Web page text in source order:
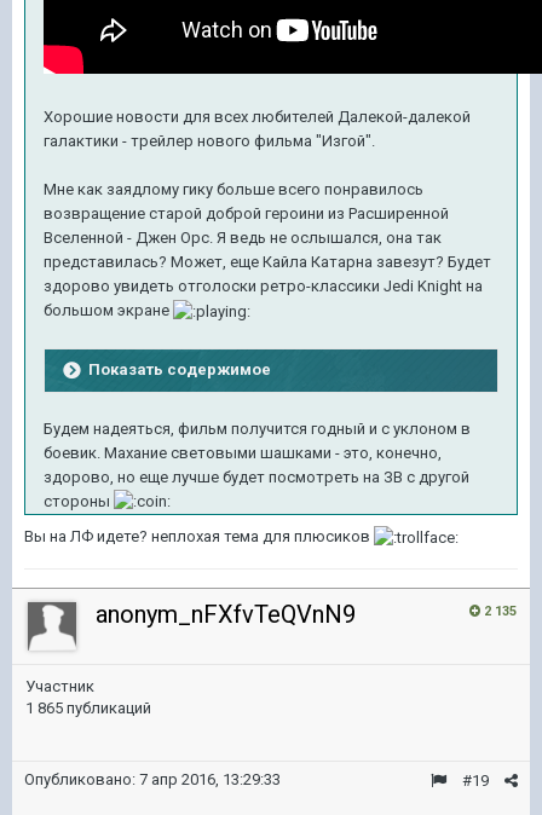
Хорошие новости для всех любителей Далекой-далекой
галактики - трейлер нового фильма "Изгой".
Мне как заядлому гику больше всего понравилось
возвращение старой доброй героини из Расширенной
Вселенной - Джен Орс. Я ведь не ослышался, она так
представилась? Может, еще Кайла Катарна завезут? Будет
здорово увидеть отголоски ретро-классики Jedi Knight на
большом экране
Показать содержимое
Будем надеяться, фильм получится годный и с уклоном в
боевик. Махание световыми шашками - это, конечно,
здорово, но еще лучше будет посмотреть на ЗВ с другой
стороны
Вы на ЛФ идете? неплохая тема для плюсиков
2 135
anonym_nFXfvTeQVnN9
Участник
1 865 публикаций
#19
Опубликовано: 7 апр 2016, 13:29:33